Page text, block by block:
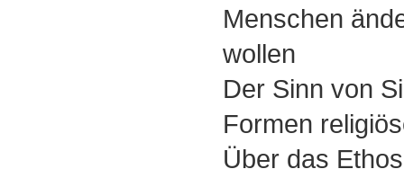
Menschen
wollen
Der Sinn von
Formen
Über das